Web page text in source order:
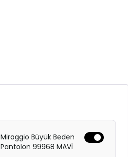
Miraggio Büyük Beden
Pantolon 99968 MAVİ